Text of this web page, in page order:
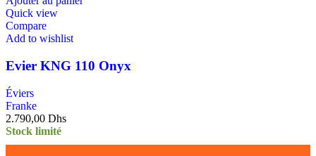
Quick view
Compare
Add to wishlist
Evier KNG 110 Onyx
Éviers
Franke
2.790,00 Dhs
Stock limité